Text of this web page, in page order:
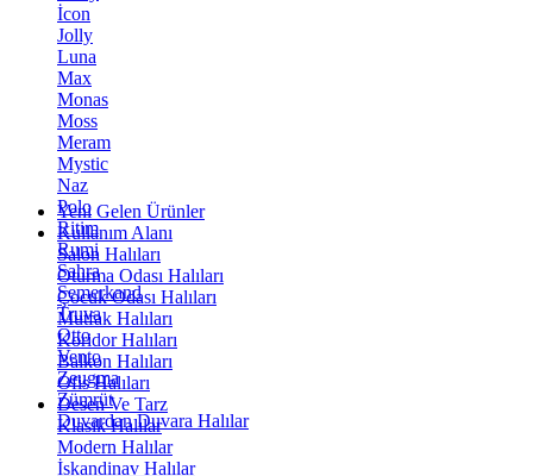
İcon
Jolly
Luna
Max
Monas
Moss
Meram
Mystic
Naz
Polo
Ritim
Rumi
Sahra
Semerkand
Truva
Otto
Vento
Zeugma
Zümrüt
Duvardan Duvara Halılar
Yeni Gelen Ürünler
Kullanım Alanı
Salon Halıları
Oturma Odası Halıları
Çocuk Odası Halıları
Mutfak Halıları
Koridor Halıları
Balkon Halıları
Ofis Halıları
Desen Ve Tarz
Klasik Halılar
Modern Halılar
İskandinav Halılar